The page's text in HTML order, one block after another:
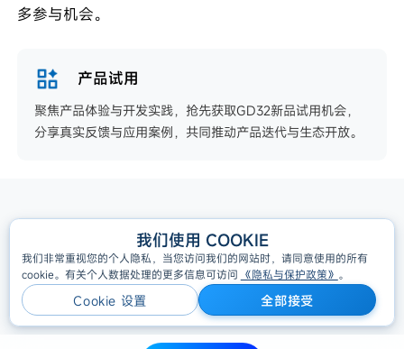
多参与机会。
产品试用
聚焦产品体验与开发实践，抢先获取GD32新品试用机会，
分享真实反馈与应用案例，共同推动产品迭代与生态开放。
我们使用 COOKIE
我们非常重视您的个人隐私，当您访问我们的网站时，请同意使用的所有
cookie。有关个人数据处理的更多信息可访问 《隐私与保护政策》 。
Cookie 设置
Cookie 设置
全部接受
全部接受
All Rights Reserved, Copyright © GigaDevice 2005-2026
隐私策略